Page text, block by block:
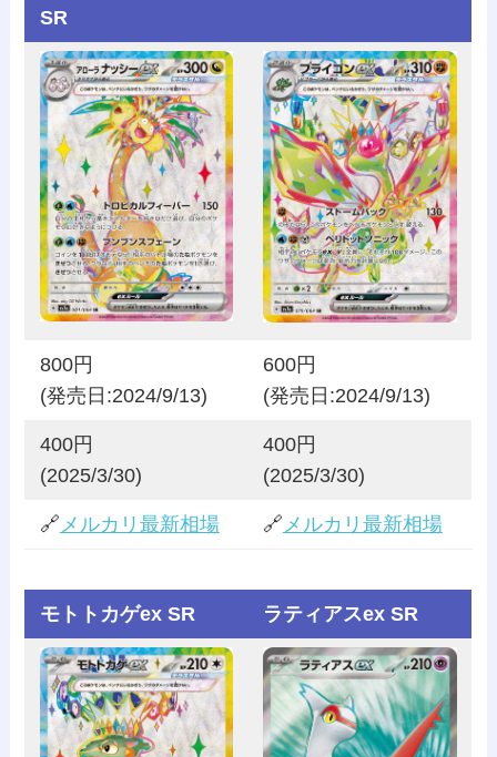
SR
800円
(発売日:2024/9/13)
600円
(発売日:2024/9/13)
400円
(2025/3/30)
400円
(2025/3/30)
🔗メルカリ最新相場 🔗メルカリ最新相場
モトトカゲex SR ラティアスex SR